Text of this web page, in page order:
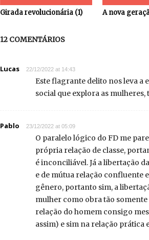
Girada revolucionária (1) A nova
12 COMENTÁRIOS
Lucas 22/12/2022 at 14:43
Este flagrante delito nos leva a
social que explora as
Pablo 23/12/2022 at 05:09
O paralelo lógico do FD me
própria relação de classe,
é inconciliável. Já a libertação
e de mútua relação confluente
gênero, portanto sim, a
mulher como obra tão
relação do homem consigo
assim) e sim na relação prática